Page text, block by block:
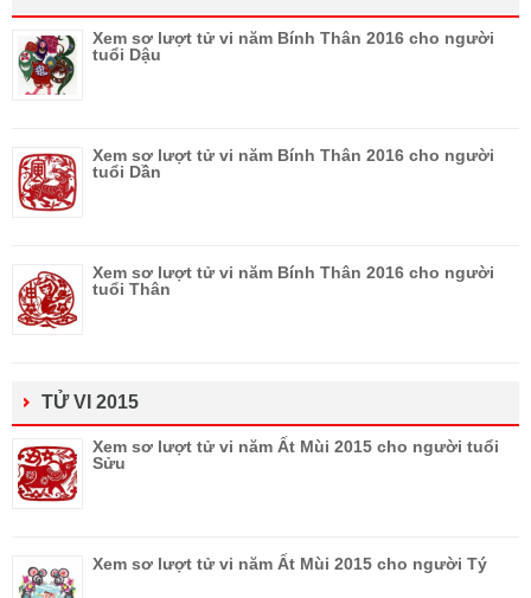
Xem sơ lượt tử vi năm Bính Thân 2016 cho người
tuổi Dậu
Xem sơ lượt tử vi năm Bính Thân 2016 cho người
tuổi Dần
Xem sơ lượt tử vi năm Bính Thân 2016 cho người
tuổi Thân
TỬ VI 2015
Xem sơ lượt tử vi năm Ất Mùi 2015 cho người tuổi
Sửu
Xem sơ lượt tử vi năm Ất Mùi 2015 cho người Tý